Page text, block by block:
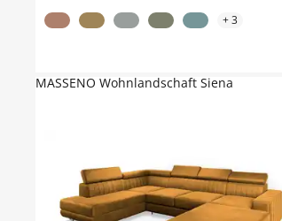
+3
MASSENO Wohnlandschaft Siena